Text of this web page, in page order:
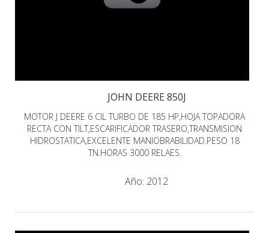
JOHN DEERE 850J
MOTOR J DEERE 6 CIL TURBO DE 185 HP,HOJA TOPADORA
RECTA CON TILT,ESCARIFICADOR TRASERO,TRANSMISION
HIDROSTATICA,EXCELENTE MANIOBRABILIDAD.PESO 18
TN.HORAS 3000 RELAES.
Año: 2012